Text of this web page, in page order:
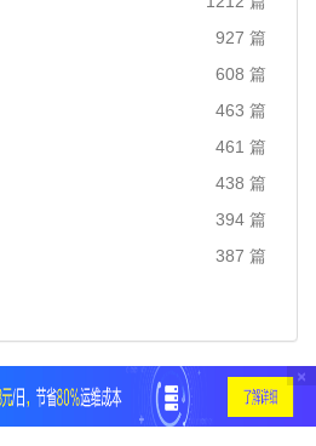
927 篇
608 篇
463 篇
461 篇
438 篇
394 篇
387 篇
×